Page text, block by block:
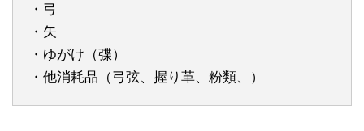
・弓
・矢
・ゆがけ（弽）
・他消耗品（弓弦、握り革、粉類、）